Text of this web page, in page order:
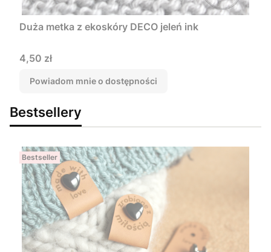
Duża metka z ekoskóry DECO jeleń ink
Cena
4,50 zł
Powiadom mnie o dostępności
Bestsellery
Bestseller